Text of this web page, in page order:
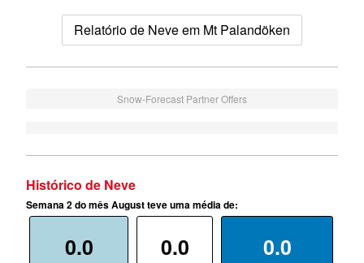
Relatório de Neve em Mt Palandöken
Snow-Forecast Partner Offers
Histórico de Neve
Semana 2 do mês August teve uma média de:
0.0 0.0 0.0